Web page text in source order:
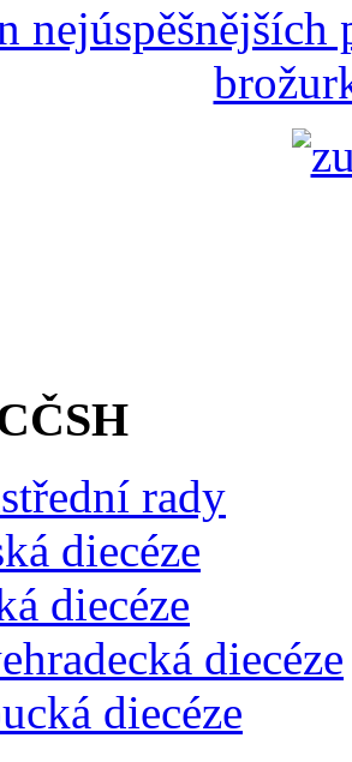
rady
diecéze
diecéze
diecéze
diecéze